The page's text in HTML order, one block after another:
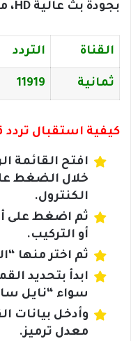
بجودة بث عالية HD، من خلال بيانات التردد التالية:
القناة التردد
ثمانية 11919
كيفية استقبال تردد
افتح القائمة
الكنترول.
ثم اضغط على
أو التركيب.
ثم اختر منها
ابدأ بتحديد
سواء “نايل
وأدخل بيانات
معدل ترميز.